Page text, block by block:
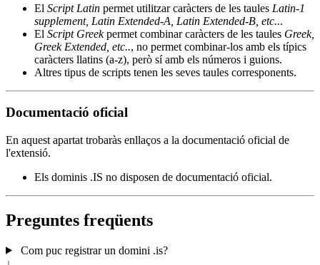
El Script Latin permet utilitzar caràcters de les taules Latin-1
supplement, Latin Extended-A, Latin Extended-B, etc...
El Script Greekpermet combinar caràcters de les taules Greek,
Greek Extended, etc.., no permet combinar-los amb els típics
caràcters llatins (a-z), però sí amb els números i guions.
Altres tipus de scripts tenen les seves taules corresponents.
Documentació oficial
En aquest apartat trobaràs enllaços a la documentació oficial de
l'extensió.
Els dominis .IS no disposen de documentació oficial.
Preguntes freqüents
Com puc registrar un domini .is?